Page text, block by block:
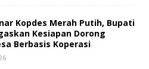
Kopdes Merah Putih, Bupati
Kesiapan Dorong
Berbasis Koperasi